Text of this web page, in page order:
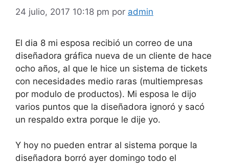
24 julio, 2017 10:18 pm por admin
El dia 8 mi esposa recibió un correo de una
diseñadora gráfica nueva de un cliente de hace
ocho años, al que le hice un sistema de tickets
con necesidades medio raras (multiempresas
por modulo de productos). Mi esposa le dijo
varios puntos que la diseñadora ignoró y sacó
un respaldo extra porque le dije yo.
Y hoy no pueden entrar al sistema porque la
diseñadora borró ayer domingo todo el